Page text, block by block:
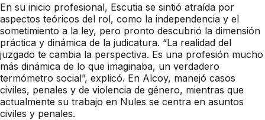
En su inicio profesional, Escutia se sintió atraída por
aspectos teóricos del rol, como la independencia y el
sometimiento a la ley, pero pronto descubrió la dimensión
práctica y dinámica de la judicatura. “La realidad del
juzgado te cambia la perspectiva. Es una profesión mucho
más dinámica de lo que imaginaba, un verdadero
termómetro social”, explicó. En Alcoy, manejó casos
civiles, penales y de violencia de género, mientras que
actualmente su trabajo en Nules se centra en asuntos
civiles y penales.